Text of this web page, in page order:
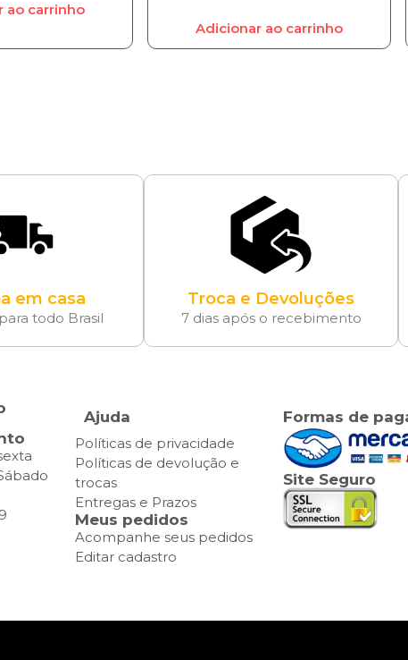
ao carrinho
Adicionar ao carrinho
em casa
todo Brasil
Troca e Devoluções
7 dias após o recebimento
Ajuda
Políticas de privacidade
Políticas de devolução e
trocas
Entregas e Prazos
Meus pedidos
Acompanhe seus pedidos
Editar cadastro
Formas de
Site Seguro